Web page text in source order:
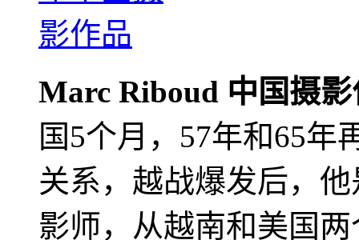
Marc Riboud 中国摄
国5个月，57年和65年
关系，越战爆发后，
影师，从越南和美国